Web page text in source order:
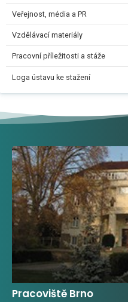
Veřejnost, média a PR
Vzdělávací materiály
Pracovní příležitosti a stáže
Loga ústavu ke stažení
Pracoviště Brno